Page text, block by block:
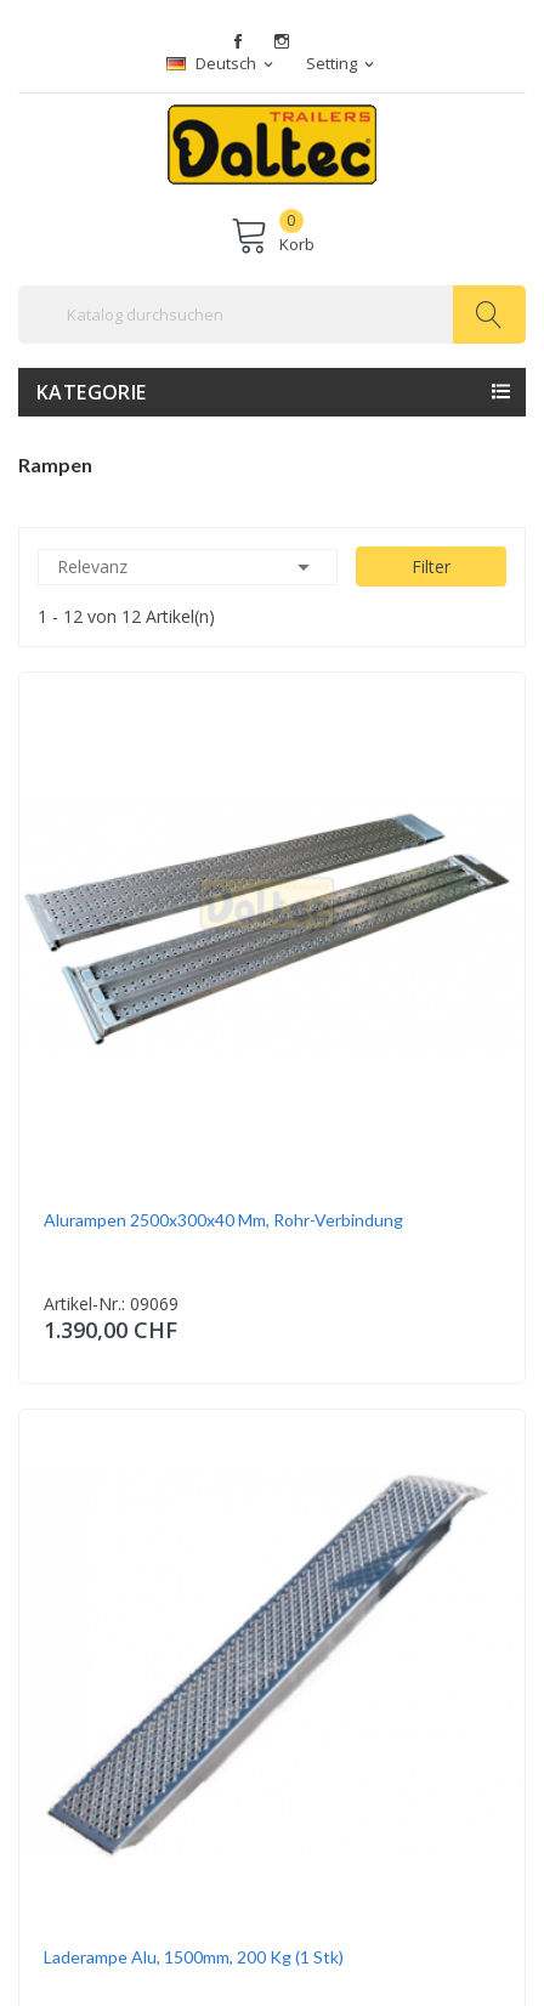
Deutsch expand_more Setting expand_more
0
Korb
KATEGORIE
Rampen
Relevanz  Filter
1 - 12 von 12 Artikel(n)
Alurampen 2500x300x40 Mm, Rohr-Verbindung
Artikel-Nr.: 09069
1.390,00 CHF
Laderampe Alu, 1500mm, 200 Kg (1 Stk)